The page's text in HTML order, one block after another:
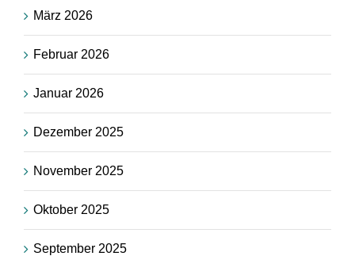
März 2026
Februar 2026
Januar 2026
Dezember 2025
November 2025
Oktober 2025
September 2025